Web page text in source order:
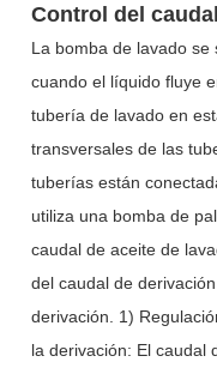
Control del
La bomba de lavado se
cuando el líquido fluye
tubería de lavado en
transversales de las
tuberías están
utiliza una bomba de
caudal de aceite de
del caudal de
derivación. 1)
la derivación: El caudal